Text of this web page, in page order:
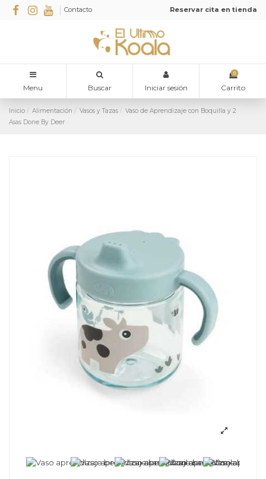
Contacto Reservar cita en tienda
Menu Buscar Iniciar sesión
0
Carrito
Inicio Alimentación Vasos y Tazas
Vaso de Aprendizaje con Boquilla y 2
Asas Done By Deer